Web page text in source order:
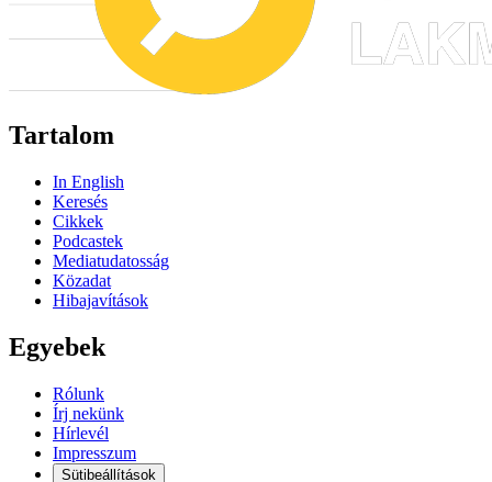
Tartalom
In English
Keresés
Cikkek
Podcastek
Mediatudatosság
Közadat
Hibajavítások
Egyebek
Rólunk
Írj nekünk
Hírlevél
Impresszum
Sütibeállítások